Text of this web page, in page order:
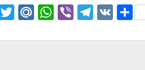
Facebook
TwitterMail.Ru
WhatsApp
Viber VK